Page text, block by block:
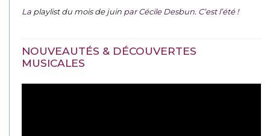
La playlist du mois de juin par Cécile Desbun. C’est l’été !
NOUVEAUTÉS & DÉCOUVERTES
MUSICALES